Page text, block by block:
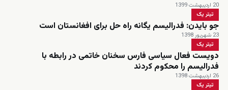
20 اردیبهشت 1399
تیتر یک
جو بایدن: فدرالیسم یگانه راه حل برای افغانستان است
23 شهریور 1398
تیتر یک
دویست فعال سیاسی فارس سخنان خاتمی در رابطه با
فدرالیسم را محکوم کردند
26 اردیبهشت 1398
تیتر یک